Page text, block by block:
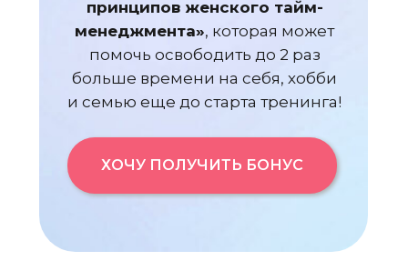
принципов женского тайм-
менеджмента», которая может
помочь освободить до 2 раз
больше времени на себя, хобби
и семью еще до старта тренинга!
ХОЧУ ПОЛУЧИТЬ БОНУС